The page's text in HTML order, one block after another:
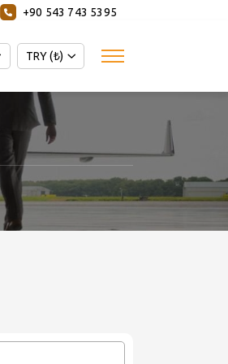
+90 543 743 5395
TRY (₺)